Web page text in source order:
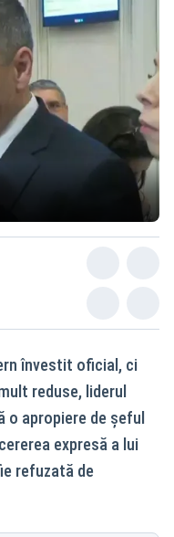
învestit oficial, ci
reduse, liderul
o apropiere de șeful
expresă a lui
refuzată de